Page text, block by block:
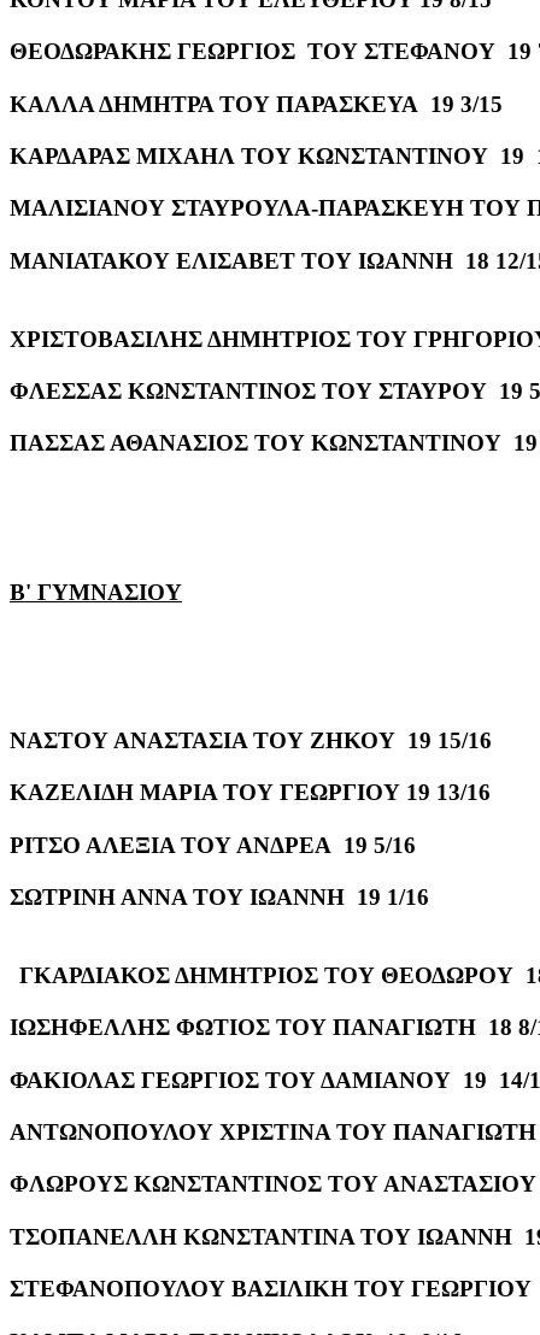
ΘΕΟΔΩΡΑΚΗΣ ΓΕΩΡΓΙΟΣ ΤΟΥ ΣΤΕΦΑΝΟΥ 19
ΚΑΛΛΑ ΔΗΜΗΤΡΑ ΤΟΥ ΠΑΡΑΣΚΕΥΑ 19 3/15
ΚΑΡΔΑΡΑΣ ΜΙΧΑΗΛ ΤΟΥ ΚΩΝΣΤΑΝΤΙΝΟΥ 19
ΜΑΛΙΣΙΑΝΟΥ ΣΤΑΥΡΟΥΛΑ-ΠΑΡΑΣΚΕΥΗ ΤΟΥ
ΜΑΝΙΑΤΑΚΟΥ ΕΛΙΣΑΒΕΤ ΤΟΥ ΙΩΑΝΝΗ 18 12/
ΧΡΙΣΤΟΒΑΣΙΛΗΣ ΔΗΜΗΤΡΙΟΣ ΤΟΥ ΓΡΗΓΟΡΙΟΥ
ΦΛΕΣΣΑΣ ΚΩΝΣΤΑΝΤΙΝΟΣ ΤΟΥ ΣΤΑΥΡΟΥ 19
ΠΑΣΣΑΣ ΑΘΑΝΑΣΙΟΣ ΤΟΥ ΚΩΝΣΤΑΝΤΙΝΟΥ 19
Β' ΓΥΜΝΑΣΙΟΥ
ΝΑΣΤΟΥ ΑΝΑΣΤΑΣΙΑ ΤΟΥ ΖΗΚΟΥ 19 15/16
ΚΑΖΕΛΙΔΗ ΜΑΡΙΑ ΤΟΥ ΓΕΩΡΓΙΟΥ 19 13/16
ΡΙΤΣΟ ΑΛΕΞΙΑ ΤΟΥ ΑΝΔΡΕΑ 19 5/16
ΣΩΤΡΙΝΗ ΑΝΝΑ ΤΟΥ ΙΩΑΝΝΗ 19 1/16
ΓΚΑΡΔΙΑΚΟΣ ΔΗΜΗΤΡΙΟΣ ΤΟΥ ΘΕΟΔΩΡΟΥ
ΙΩΣΗΦΕΛΛΗΣ ΦΩΤΙΟΣ ΤΟΥ ΠΑΝΑΓΙΩΤΗ 18 8/
ΦΑΚΙΟΛΑΣ ΓΕΩΡΓΙΟΣ ΤΟΥ ΔΑΜΙΑΝΟΥ 19 14/
ΑΝΤΩΝΟΠΟΥΛΟΥ ΧΡΙΣΤΙΝΑ ΤΟΥ ΠΑΝΑΓΙΩΤΗ
ΦΛΩΡΟΥΣ ΚΩΝΣΤΑΝΤΙΝΟΣ ΤΟΥ ΑΝΑΣΤΑΣΙΟΥ
ΤΣΟΠΑΝΕΛΛΗ ΚΩΝΣΤΑΝΤΙΝΑ ΤΟΥ ΙΩΑΝΝΗ
ΣΤΕΦΑΝΟΠΟΥΛΟΥ ΒΑΣΙΛΙΚΗ ΤΟΥ ΓΕΩΡΓΙΟΥ